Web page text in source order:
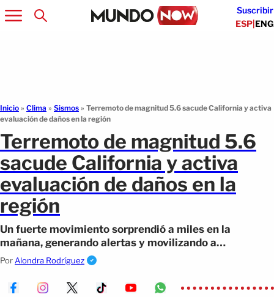
Suscribir
ESP|ENG
Inicio » Clima » Sismos » Terremoto de magnitud 5.6 sacude California y activa
evaluación de daños en la región
Terremoto de magnitud 5.6
sacude California y activa
evaluación de daños en la
región
Un fuerte movimiento sorprendió a miles en la
mañana, generando alertas y movilizando a
autoridades en varias zonas afectadas.
Por Alondra Rodríguez